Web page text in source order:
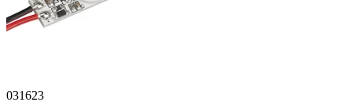
031623